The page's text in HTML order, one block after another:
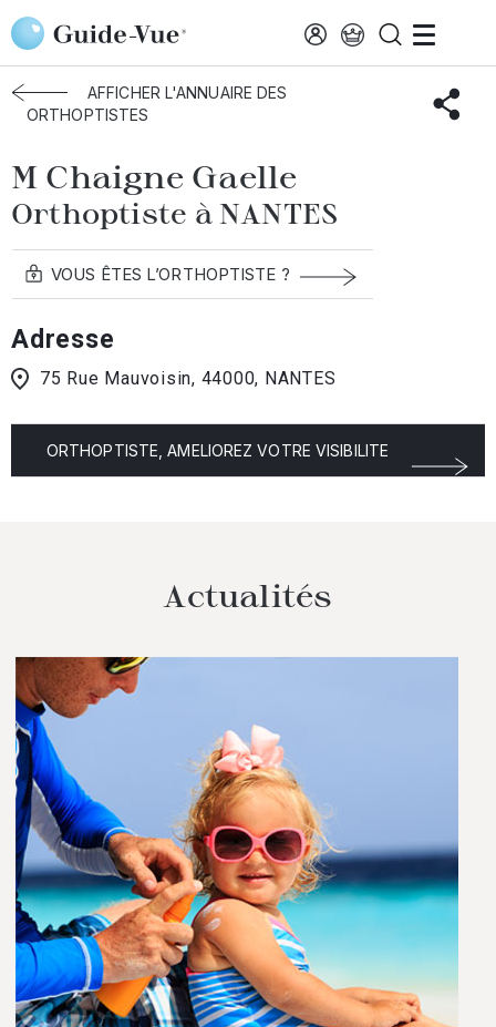
Aller au contenu principal
Accueil Annuaire des orthoptistes Nantes Chaigne Gaelle
AFFICHER L'ANNUAIRE DES
ORTHOPTISTES
M Chaigne Gaelle
Orthoptiste à NANTES
VOUS ÊTES L’ORTHOPTISTE ?
Adresse
75 Rue Mauvoisin, 44000, NANTES
ORTHOPTISTE, AMELIOREZ VOTRE VISIBILITE
Actualités